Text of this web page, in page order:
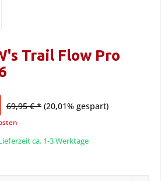
Trail Flow Pro
69,95 € * (20,01% gespart)
ca. 1-3 Werktage